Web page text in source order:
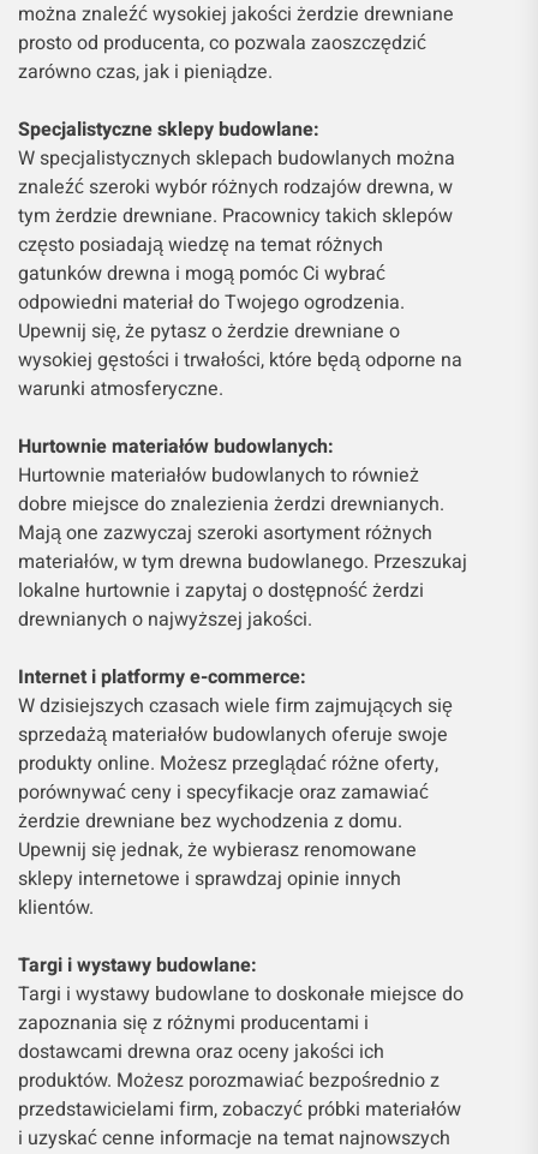
można znaleźć wysokiej jakości żerdzie drewniane
prosto od producenta, co pozwala zaoszczędzić
zarówno czas, jak i pieniądze.
Specjalistyczne sklepy budowlane:
W specjalistycznych sklepach budowlanych można
znaleźć szeroki wybór różnych rodzajów drewna, w
tym żerdzie drewniane. Pracownicy takich sklepów
często posiadają wiedzę na temat różnych
gatunków drewna i mogą pomóc Ci wybrać
odpowiedni materiał do Twojego ogrodzenia.
Upewnij się, że pytasz o żerdzie drewniane o
wysokiej gęstości i trwałości, które będą odporne na
warunki atmosferyczne.
Hurtownie materiałów budowlanych:
Hurtownie materiałów budowlanych to również
dobre miejsce do znalezienia żerdzi drewnianych.
Mają one zazwyczaj szeroki asortyment różnych
materiałów, w tym drewna budowlanego. Przeszukaj
lokalne hurtownie i zapytaj o dostępność żerdzi
drewnianych o najwyższej jakości.
Internet i platformy e-commerce:
W dzisiejszych czasach wiele firm zajmujących się
sprzedażą materiałów budowlanych oferuje swoje
produkty online. Możesz przeglądać różne oferty,
porównywać ceny i specyfikacje oraz zamawiać
żerdzie drewniane bez wychodzenia z domu.
Upewnij się jednak, że wybierasz renomowane
sklepy internetowe i sprawdzaj opinie innych
klientów.
Targi i wystawy budowlane:
Targi i wystawy budowlane to doskonałe miejsce do
zapoznania się z różnymi producentami i
dostawcami drewna oraz oceny jakości ich
produktów. Możesz porozmawiać bezpośrednio z
przedstawicielami firm, zobaczyć próbki materiałów
i uzyskać cenne informacje na temat najnowszych